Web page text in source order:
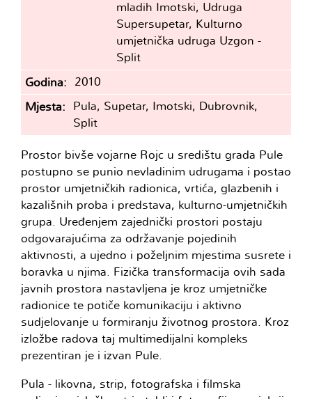
mladih Imotski, Udruga
Supersupetar, Kulturno
umjetnička udruga Uzgon -
Split
Godina
2010
Mjesta
Pula, Supetar, Imotski, Dubrovnik,
Split
Prostor bivše vojarne Rojc u središtu grada Pule
postupno se punio nevladinim udrugama i postao
prostor umjetničkih radionica, vrtića, glazbenih i
kazališnih proba i predstava, kulturno-umjetničkih
grupa. Uređenjem zajednički prostori postaju
odgovarajućima za održavanje pojedinih
aktivnosti, a ujedno i poželjnim mjestima susrete i
boravka u njima. Fizička transformacija ovih sada
javnih prostora nastavljena je kroz umjetničke
radionice te potiče komunikaciju i aktivno
sudjelovanje u formiranju životnog prostora. Kroz
izložbe radova taj multimedijalni kompleks
prezentiran je i izvan Pule.
Pula - likovna, strip, fotografska i filmska